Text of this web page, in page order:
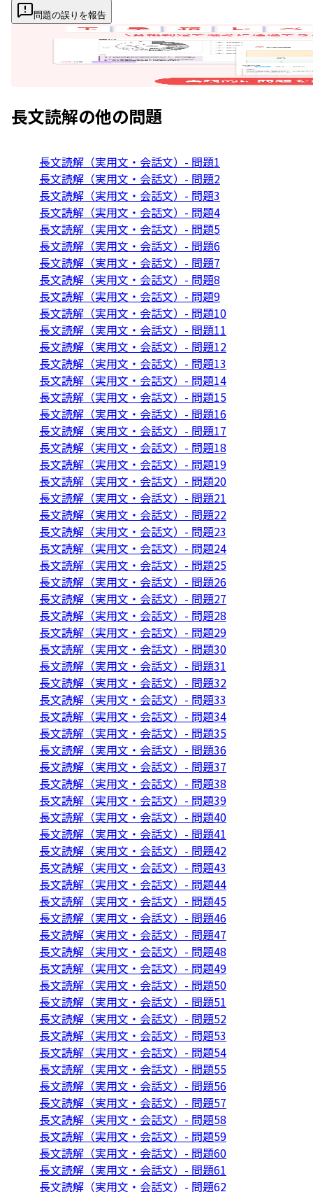
問題の誤りを報告
長文読解の他の問題
長文読解（実用文・会話文）- 問題1
長文読解（実用文・会話文）- 問題2
長文読解（実用文・会話文）- 問題3
長文読解（実用文・会話文）- 問題4
長文読解（実用文・会話文）- 問題5
長文読解（実用文・会話文）- 問題6
長文読解（実用文・会話文）- 問題7
長文読解（実用文・会話文）- 問題8
長文読解（実用文・会話文）- 問題9
長文読解（実用文・会話文）- 問題10
長文読解（実用文・会話文）- 問題11
長文読解（実用文・会話文）- 問題12
長文読解（実用文・会話文）- 問題13
長文読解（実用文・会話文）- 問題14
長文読解（実用文・会話文）- 問題15
長文読解（実用文・会話文）- 問題16
長文読解（実用文・会話文）- 問題17
長文読解（実用文・会話文）- 問題18
長文読解（実用文・会話文）- 問題19
長文読解（実用文・会話文）- 問題20
長文読解（実用文・会話文）- 問題21
長文読解（実用文・会話文）- 問題22
長文読解（実用文・会話文）- 問題23
長文読解（実用文・会話文）- 問題24
長文読解（実用文・会話文）- 問題25
長文読解（実用文・会話文）- 問題26
長文読解（実用文・会話文）- 問題27
長文読解（実用文・会話文）- 問題28
長文読解（実用文・会話文）- 問題29
長文読解（実用文・会話文）- 問題30
長文読解（実用文・会話文）- 問題31
長文読解（実用文・会話文）- 問題32
長文読解（実用文・会話文）- 問題33
長文読解（実用文・会話文）- 問題34
長文読解（実用文・会話文）- 問題35
長文読解（実用文・会話文）- 問題36
長文読解（実用文・会話文）- 問題37
長文読解（実用文・会話文）- 問題38
長文読解（実用文・会話文）- 問題39
長文読解（実用文・会話文）- 問題40
長文読解（実用文・会話文）- 問題41
長文読解（実用文・会話文）- 問題42
長文読解（実用文・会話文）- 問題43
長文読解（実用文・会話文）- 問題44
長文読解（実用文・会話文）- 問題45
長文読解（実用文・会話文）- 問題46
長文読解（実用文・会話文）- 問題47
長文読解（実用文・会話文）- 問題48
長文読解（実用文・会話文）- 問題49
長文読解（実用文・会話文）- 問題50
長文読解（実用文・会話文）- 問題51
長文読解（実用文・会話文）- 問題52
長文読解（実用文・会話文）- 問題53
長文読解（実用文・会話文）- 問題54
長文読解（実用文・会話文）- 問題55
長文読解（実用文・会話文）- 問題56
長文読解（実用文・会話文）- 問題57
長文読解（実用文・会話文）- 問題58
長文読解（実用文・会話文）- 問題59
長文読解（実用文・会話文）- 問題60
長文読解（実用文・会話文）- 問題61
長文読解（実用文・会話文）- 問題62